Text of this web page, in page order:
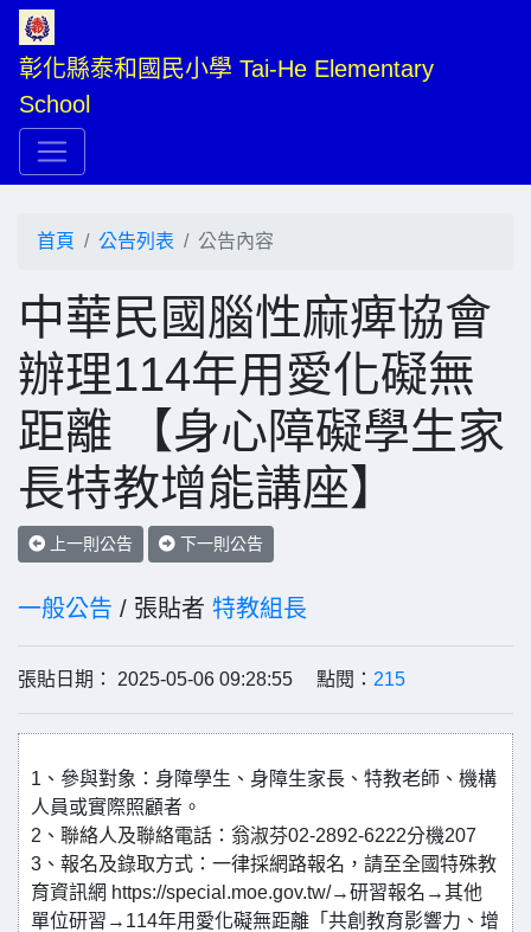
彰化縣泰和國民小學 Tai-He Elementary
School
首頁 公告列表 公告內容
中華民國腦性麻痺協會
辦理114年用愛化礙無
距離 【身心障礙學生家
長特教增能講座】
上一則公告 下一則公告
一般公告 / 張貼者 特教組長
張貼日期： 2025-05-06 09:28:55 點閱： 215
1、參與對象：身障學生、身障生家長、特教老師、機構
人員或實際照顧者。
2、聯絡人及聯絡電話：翁淑芬02-2892-6222分機207
3、報名及錄取方式：一律採網路報名，請至全國特殊教
育資訊網 https://special.moe.gov.tw/→研習報名→其他
單位研習→114年用愛化礙無距離「共創教育影響力、增